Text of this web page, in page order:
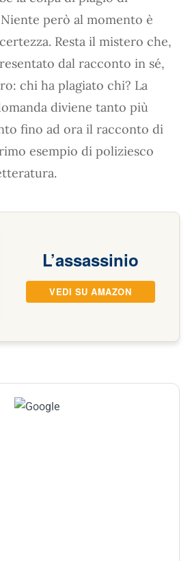
però al momento è
Resta il mistero che,
dal racconto in sé,
chi ha plagiato chi? La
diviene tanto più
fino ad ora il racconto di
esempio di poliziesco
L’assassinio
VEDI SU AMAZON